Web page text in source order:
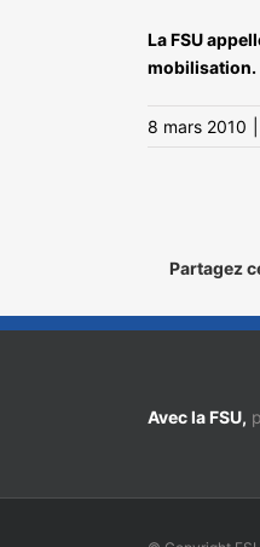
La FSU
mobilisation.
8 mars 2010
Partagez
Avec la FSU,